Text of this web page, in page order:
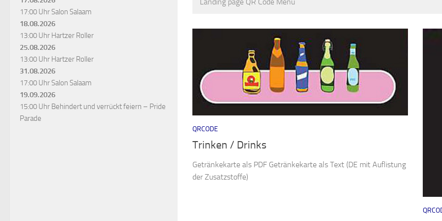
QRCODE
Trinken / Drinks
Getränkekarte als PDF Getränkekarte als Text (DE mit Auflistung
der Zusatzstoffe)
17:00 Uhr Salon Salaam
18.08.2026
13:00 Uhr Hartzer Roller
25.08.2026
13:00 Uhr Hartzer Roller
31.08.2026
17:00 Uhr Salon Salaam
19.09.2026
15:00 Uhr Behindert und verrückt feiern – Pride
Parade